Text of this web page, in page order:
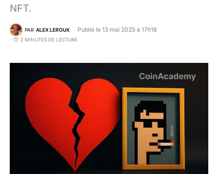
NFT.
PAR ALEX LEROUX Publié le 13 mai 2025 à 17h18
2 MINUTES DE LECTURE